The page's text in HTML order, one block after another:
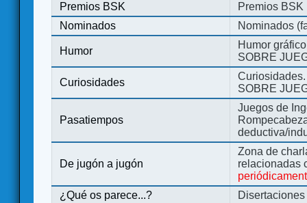
Premios BSK
Premios BSK
Nominados
Nominados
Humor
Humor
SOBRE
Curiosidades
SOBRE
Pasatiempos
Juegos de
deductiva/
De jugón a jugón
Zona de
relacionadas
¿Qué os parece...?